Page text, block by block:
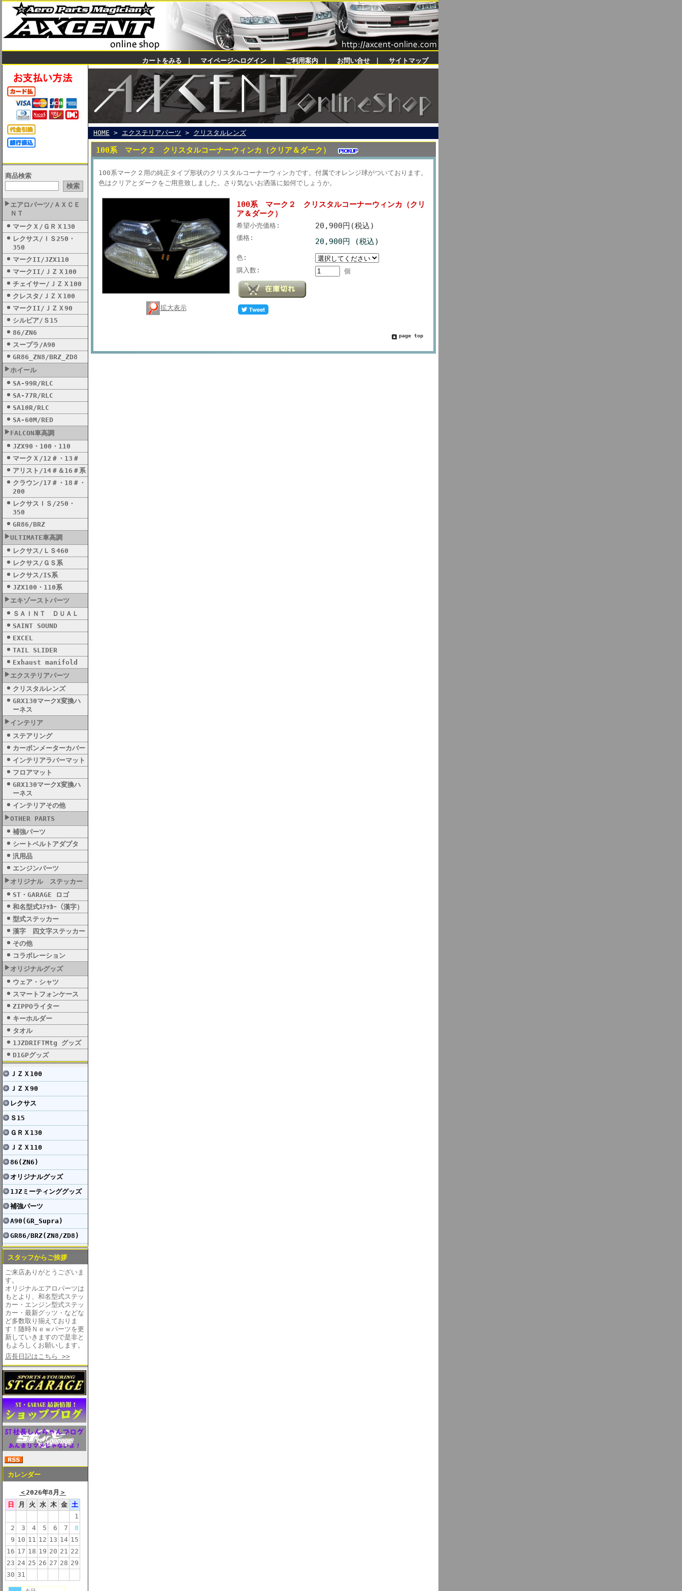
カートをみる マイページへログイン ご利用案内 お問い合せ サイトマップ
商品検索
エアロパーツ/ＡＸＣＥ
ＮＴ
マークＸ/ＧＲＸ130
レクサス/ＩＳ250・
350
マークII/JZX110
マークII/ＪＺＸ100
チェイサー/ＪＺＸ100
クレスタ/ＪＺＸ100
マークII/ＪＺＸ90
シルビア/Ｓ15
86/ZN6
スープラ/A90
GR86_ZN8/BRZ_ZD8
ホイール
SA-99R/RLC
SA-77R/RLC
SA10R/RLC
SA-60M/RED
FALCON車高調
JZX90・100・110
マークＸ/12＃・13＃
アリスト/14＃＆16＃系
クラウン/17＃・18＃・
200
レクサスＩＳ/250・
350
GR86/BRZ
ULTIMATE車高調
レクサス/ＬＳ460
レクサス/ＧＳ系
レクサス/IS系
JZX100・110系
エキゾーストパーツ
ＳＡＩＮＴ ＤＵＡＬ
SAINT SOUND
EXCEL
TAIL SLIDER
Exhaust manifold
エクステリアパーツ
クリスタルレンズ
GRX130マークX変換ハ
ーネス
インテリア
ステアリング
カーボンメーターカバー
インテリアラバーマット
フロアマット
GRX130マークX変換ハ
ーネス
インテリアその他
OTHER PARTS
補強パーツ
シートベルトアダプタ
汎用品
エンジンパーツ
オリジナル ステッカー
ST・GARAGE ロゴ
和名型式ｽﾃｯｶｰ（漢字）
型式ステッカー
漢字 四文字ステッカー
その他
コラボレーション
オリジナルグッズ
ウェア・シャツ
スマートフォンケース
ZIPPOライター
キーホルダー
タオル
1JZDRIFTMtg グッズ
D1GPグッズ
ＪＺＸ100
ＪＺＸ90
レクサス
Ｓ15
ＧＲＸ130
ＪＺＸ110
86(ZN6)
オリジナルグッズ
1JZミーティンググッズ
補強パーツ
A90(GR_Supra)
GR86/BRZ(ZN8/ZD8)
スタッフからご挨拶
ご来店ありがとうございま
す。
オリジナルエアロパーツは
もとより、和名型式ステッ
カー・エンジン型式ステッ
カー・最新グッツ・などな
ど多数取り揃えておりま
す！随時Ｎｅｗパーツを更
新していきますので是非と
もよろしくお願いします。
店長日記はこちら >>
カレンダー
＜2026年8月 ＞
日
月 火 水 木 金 土
1
2
3 4 5 6 7
8
9 10 11 12 13 14 15
16 17 18 19 20 21 22
23 24 25 26 27 28 29
30 31
HOME > エクステリアパーツ > クリスタルレンズ
100系 マーク２ クリスタルコーナーウィンカ（クリア＆ダーク）
100系マーク２用の純正タイプ形状のクリスタルコーナーウィンカです。付属でオレンジ球がついております。
色はクリアとダークをご用意致しました。さり気ないお洒落に如何でしょうか。
拡大表示
100系 マーク２ クリスタルコーナーウィンカ（クリ
ア＆ダーク）
希望小売価格: 20,900円(税込)
価格: 20,900円 (税込)
色:
購入数:
個
page top